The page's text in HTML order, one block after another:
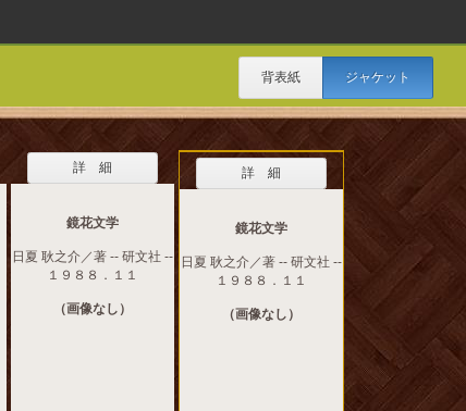
背表紙 ジャケット
詳 細
鏡花文学
日夏 耿之介／著 -- 研文社 --
１９８８．１１
（画像なし）
詳 細
鏡花文学
日夏 耿之介／著 -- 研文社 --
１９８８．１１
（画像なし）